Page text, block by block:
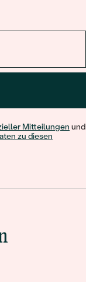
Mitteilungen und
zu diesen